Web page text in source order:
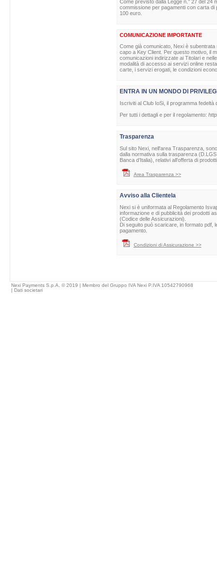
Come previsto dalla Legge n.° 27 del 24
commissione per pagamenti con carta
100 euro.
COMUNICAZIONE IMPORTANTE
Come già comunicato, Nexi è
capo a Key Client. Per questo motivo, il
comunicazioni indirizzate ai Titolari e
modalità di accesso ai servizi online
carte, i servizi erogati, le condizioni
ENTRA IN UN MONDO DI
Iscriviti al Club IoSi, il programma
Per tutti i dettagli e per il regolamento:
Trasparenza
Sul sito Nexi, nell'area Trasparenza,
dalla normativa sulla trasparenza
Banca d’Italia), relativi all'offerta di
Area Trasparenza >>
Avviso alla Clientela
Nexi si è uniformata al Regolamento
informazione e di pubblicità dei prodotti
(Codice delle Assicurazioni).
Di seguito può scaricare, in formato pdf,
pagamento.
Condizioni di Assicurazione >>
Nexi Payments S.p.A. © 2019 | Membro del Gruppo IVA Nexi P.IVA 10542790968
| Dati societari